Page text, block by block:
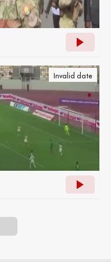
Invalid date